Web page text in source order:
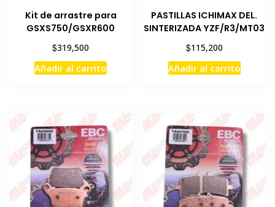
producto
Kit de arrastre para
GSXS750/GSXR600
$319,500
Añadir al carrito
PASTILLAS ICHIMAX DEL.
SINTERIZADA YZF/R3/MT03
$115,200
Añadir al carrito